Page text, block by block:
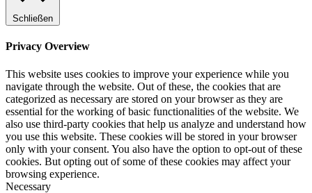
Schließen
Privacy Overview
This website uses cookies to improve your experience while you
navigate through the website. Out of these, the cookies that are
categorized as necessary are stored on your browser as they are
essential for the working of basic functionalities of the website. We
also use third-party cookies that help us analyze and understand how
you use this website. These cookies will be stored in your browser
only with your consent. You also have the option to opt-out of these
cookies. But opting out of some of these cookies may affect your
browsing experience.
Necessary